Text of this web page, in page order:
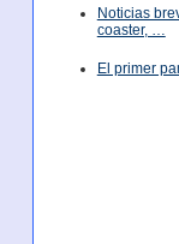
Noticias
coaster, …
El primer